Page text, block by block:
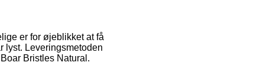
er for øjeblikket at få
lyst. Leveringsmetoden
Bristles Natural.